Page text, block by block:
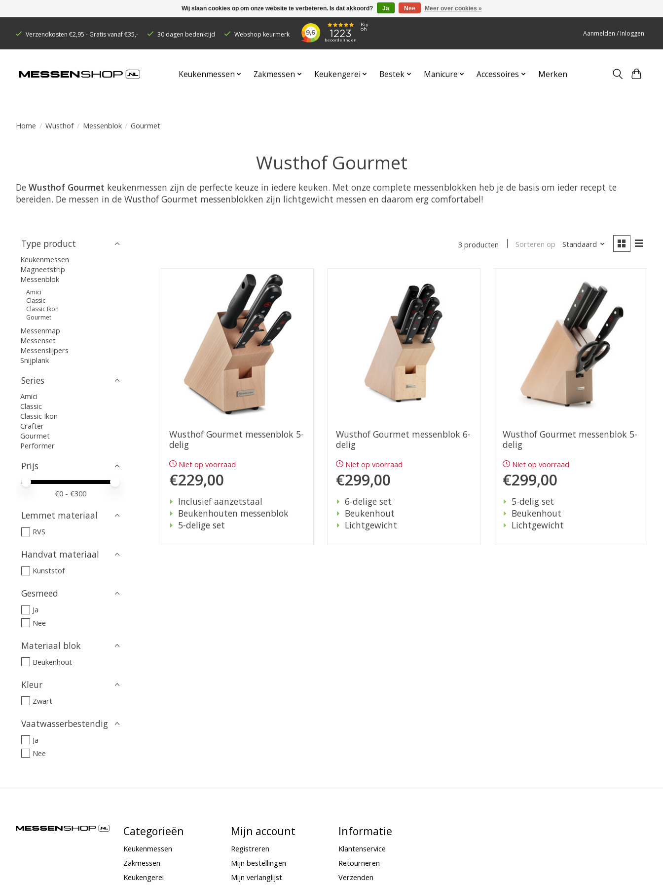
Verzendkosten €2,95 - Gratis vanaf €35,- 30 dagen bedenktijd Webshop keurmerk Aanmelden / Inloggen
Keukenmessen Zakmessen Keukengerei Bestek Manicure Accessoires Merken
Home / Wusthof / Messenblok / Gourmet
Wusthof Gourmet
De Wusthof Gourmet keukenmessen zijn de perfecte keuze in iedere keuken. Met onze complete messenblokken heb je de basis om ieder recept te
bereiden. De messen in de Wusthof Gourmet messenblokken zijn lichtgewicht messen en daarom erg comfortabel!
Type product
Keukenmessen
Magneetstrip
Messenblok
Amici
Classic
Classic Ikon
Gourmet
Messenmap
Messenset
Messenslijpers
Snijplank
Series
Amici
Classic
Classic Ikon
Crafter
Gourmet
Performer
Prijs
Minimale prijswaarde
Price maximum value
€0 - €300
Lemmet materiaal
RVS
Handvat materiaal
Kunststof
Gesmeed
Ja
Nee
Materiaal blok
Beukenhout
Kleur
Zwart
Vaatwasserbestendig
Ja
Nee
3 producten Sorteren op Standaard
Wusthof Gourmet messenblok 5-
delig
Niet op voorraad
€229,00
Inclusief aanzetstaal
Beukenhouten messenblok
5-delige set
Wusthof Gourmet messenblok 6-
delig
Niet op voorraad
€299,00
6-delige set
Beukenhout
Lichtgewicht
Wusthof Gourmet messenblok 5-
delig
Niet op voorraad
€299,00
5-delig set
Beukenhout
Lichtgewicht
Categorieën
Keukenmessen
Zakmessen
Keukengerei
Mijn account
Registreren
Mijn bestellingen
Mijn verlanglijst
Informatie
Klantenservice
Retourneren
Verzenden
Wij slaan cookies op om onze website te verbeteren. Is dat akkoord? Ja Nee Meer over cookies »